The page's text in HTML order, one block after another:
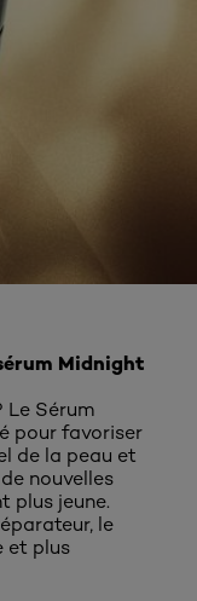
Midnight
Le Sérum
pour favoriser
de la peau et
nouvelles
plus jeune.
le
et plus